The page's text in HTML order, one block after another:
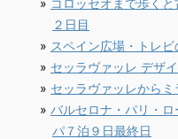
２日目
スペイン広場・トレ
セッラヴァッレ デザ
セッラヴァッレから
バルセロナ・パリ・
パ７泊９日最終日